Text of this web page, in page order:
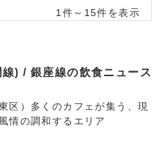
1件～15件を表示
) / 銀座線の飲食ニュース
区）多くのカフェが集う、現
情の調和するエリア